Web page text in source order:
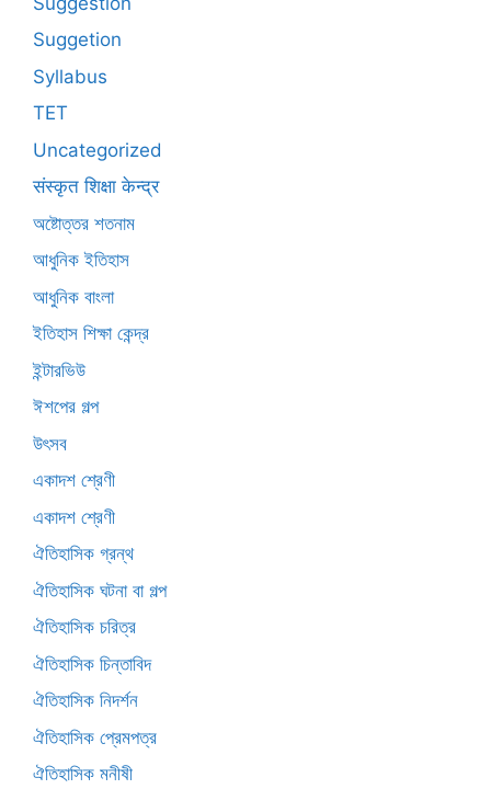
Suggetion
Syllabus
TET
Uncategorized
संस्कृत शिक्षा केन्द्र
অষ্টোত্তর শতনাম
আধুনিক ইতিহাস
আধুনিক বাংলা
ইতিহাস শিক্ষা কেন্দ্র
ইন্টারভিউ
ঈশপের গল্প
উৎসব
একাদশ শ্রেণী
একাদশ শ্রেণী
ঐতিহাসিক গ্রন্থ
ঐতিহাসিক ঘটনা বা গল্প
ঐতিহাসিক চরিত্র
ঐতিহাসিক চিন্তাবিদ
ঐতিহাসিক নিদর্শন
ঐতিহাসিক প্রেমপত্র
ঐতিহাসিক মনীষী